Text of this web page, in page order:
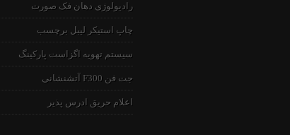
رادیولوژی دهان فک صورت
چاپ استیکر لیبل برچسب
سیستم تهویه اگزاست پارکینگ
جت فن F300 آتشنشانی
اعلام حریق ادرس پذیر